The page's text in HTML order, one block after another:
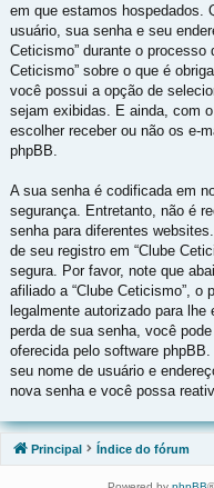
em que estamos hospedados.
usuário, sua senha e seu
Ceticismo” durante o processo
Ceticismo” sobre o que é
você possui a opção de
sejam exibidas. E ainda, com
escolher receber ou não os e-
phpBB.
A sua senha é codificada em
segurança. Entretanto, não é
senha para diferentes
de seu registro em “Clube
segura. Por favor, note que
afiliado a “Clube Ceticismo”, o
legalmente autorizado para
perda de sua senha, você
oferecida pelo software
seu nome de usuário e
nova senha e você possa
Principal Índice do fórum